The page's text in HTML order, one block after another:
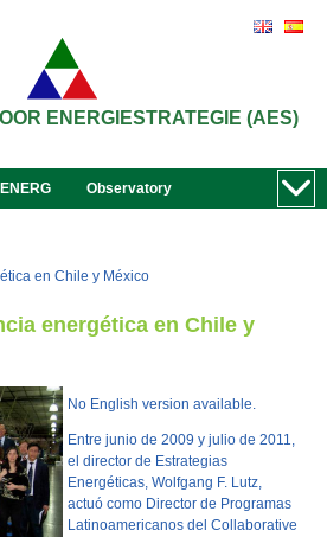
ENERGIESTRATEGIE (AES)
Observatory
en Chile y México
energética en Chile y
No English version available.
Entre junio de 2009 y julio de 2011,
el director de Estrategias
Energéticas, Wolfgang F. Lutz,
actuó como Director de Programas
Latinoamericanos delCollaborative